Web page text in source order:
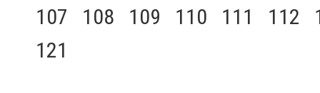
107
108 109 110 111 112
121